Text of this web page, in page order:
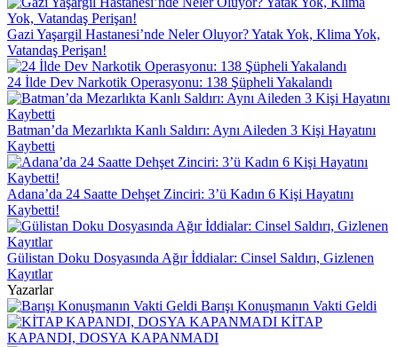
Gazi Yaşargil Hastanesi’nde Neler Oluyor? Yatak Yok, Klima Yok,
Vatandaş Perişan!
24 İlde Dev Narkotik Operasyonu: 138 Şüpheli Yakalandı
Batman’da Mezarlıkta Kanlı Saldırı: Aynı Aileden 3 Kişi Hayatını
Kaybetti
Adana’da 24 Saatte Dehşet Zinciri: 3’ü Kadın 6 Kişi Hayatını
Kaybetti!
Gülistan Doku Dosyasında Ağır İddialar: Cinsel Saldırı, Gizlenen
Kayıtlar
Yazarlar
Barışı Konuşmanın Vakti Geldi
KİTAP
KAPANDI, DOSYA KAPANMADI